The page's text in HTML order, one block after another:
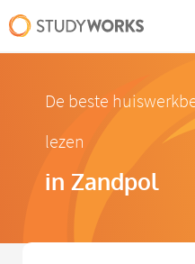
De beste
lezen
in Zandpol